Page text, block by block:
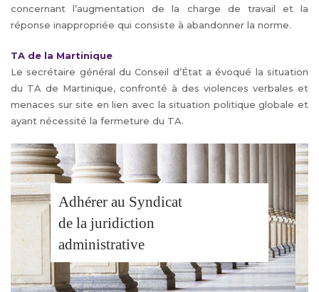
concernant l’augmentation de la charge de travail et la
réponse inappropriée qui consiste à abandonner la norme.
TA de la Martinique
Le secrétaire général du Conseil d’État a évoqué la situation
du TA de Martinique, confronté à des violences verbales et
menaces sur site en lien avec la situation politique globale et
ayant nécessité la fermeture du TA.
Adhérer au Syndicat
de la juridiction
administrative